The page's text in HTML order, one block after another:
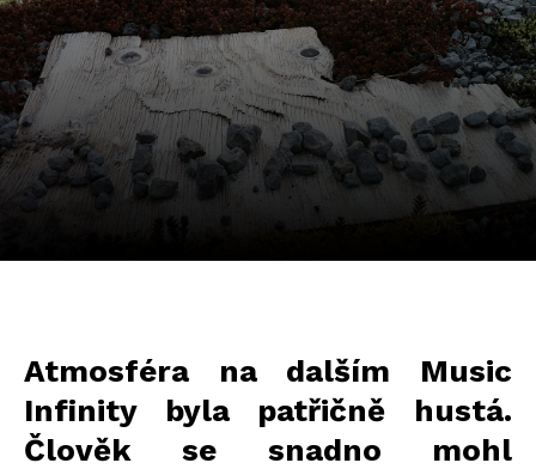
Atmosféra na dalším Music
Infinity byla patřičně hustá.
Člověk se snadno mohl